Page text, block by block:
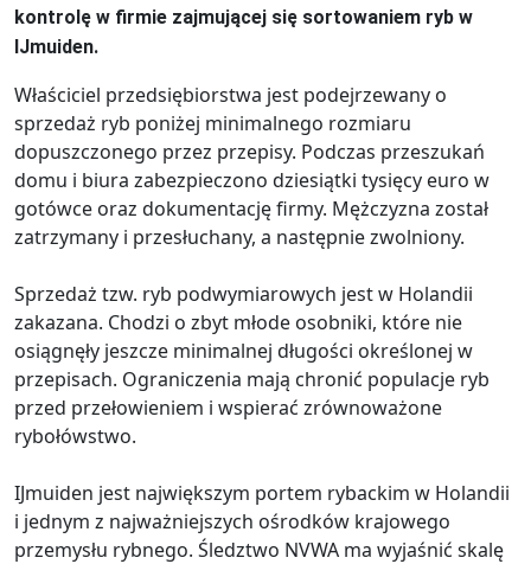
kontrolę w firmie zajmującej się sortowaniem ryb w
IJmuiden.
Właściciel przedsiębiorstwa jest podejrzewany o
sprzedaż ryb poniżej minimalnego rozmiaru
dopuszczonego przez przepisy. Podczas przeszukań
domu i biura zabezpieczono dziesiątki tysięcy euro w
gotówce oraz dokumentację firmy. Mężczyzna został
zatrzymany i przesłuchany, a następnie zwolniony.
Sprzedaż tzw. ryb podwymiarowych jest w Holandii
zakazana. Chodzi o zbyt młode osobniki, które nie
osiągnęły jeszcze minimalnej długości określonej w
przepisach. Ograniczenia mają chronić populacje ryb
przed przełowieniem i wspierać zrównoważone
rybołówstwo.
IJmuiden jest największym portem rybackim w Holandii
i jednym z najważniejszych ośrodków krajowego
przemysłu rybnego. Śledztwo NVWA ma wyjaśnić skalę